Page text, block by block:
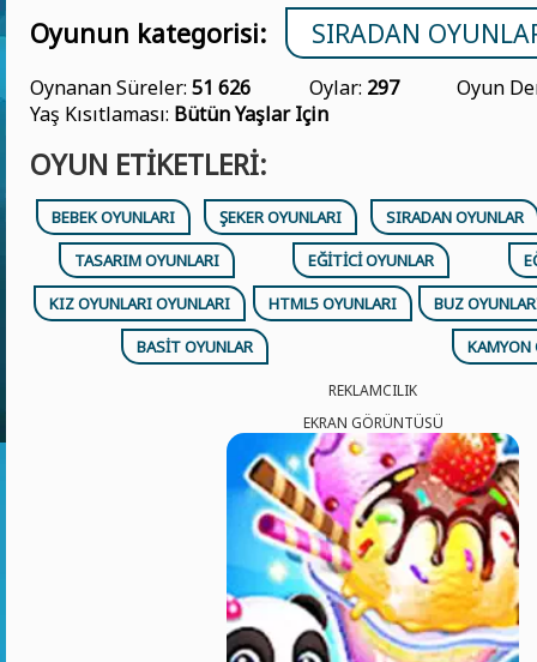
Oyunun kategorisi:
SIRADAN
Oynanan Süreler: 51 626 Oylar: 297
Oyun
Yaş Kısıtlaması: Bütün Yaşlar Için
OYUN ETIKETLERI:
BEBEK OYUNLARI ŞEKER OYUNLARI
SIRADAN OYUNLAR
TASARIM OYUNLARI
EĞITICI OYUNLAR
KIZ OYUNLARI OYUNLARI
HTML5 OYUNLARI
BUZ
BASIT OYUNLAR
KAMYON
REKLAMCILIK
EKRAN GÖRÜNTÜSÜ